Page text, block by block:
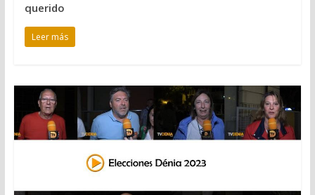
querido
Leer más